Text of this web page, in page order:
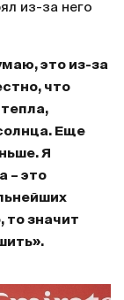
из-за него
это из-за
что
Еще
Я
– это
то значит